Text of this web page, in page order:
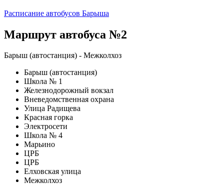
Расписание автобусов Барыша
Маршрут автобуса №2
Барыш (автостанция) - Межколхоз
Барыш (автостанция)
Школа № 1
Железнодорожный вокзал
Вневедомственная охрана
Улица Радищева
Красная горка
Электросети
Школа № 4
Марьино
ЦРБ
ЦРБ
Елховская улица
Межколхоз